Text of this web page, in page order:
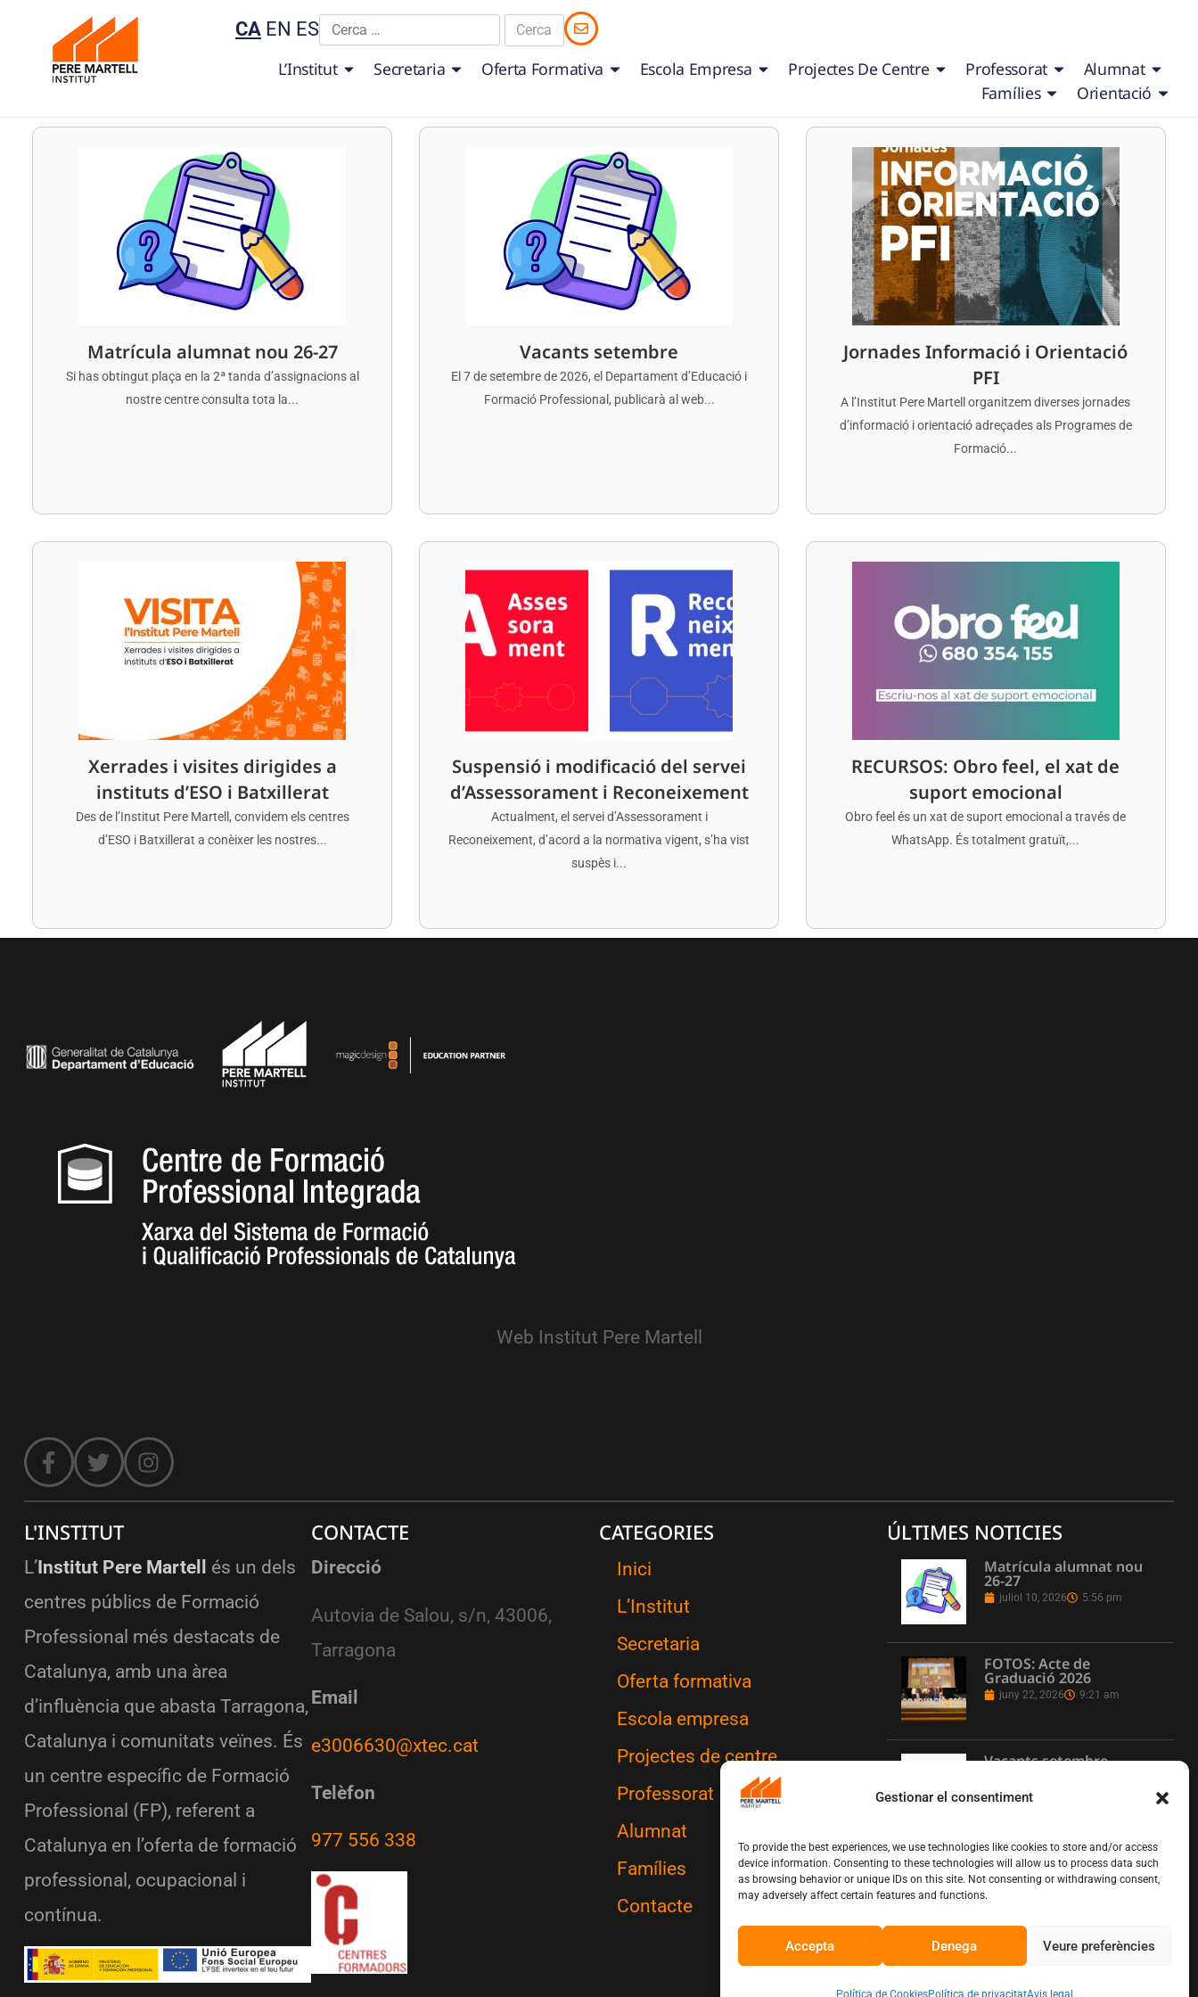
Gestionar el consentiment
To provide the best experiences, we use technologies like cookies to store and/or access
device information. Consenting to these technologies will allow us to process data such
as browsing behavior or unique IDs on this site. Not consenting or withdrawing consent,
may adversely affect certain features and functions.
Accepta Denega Veure preferències
Política de CookiesPolítica de privacitatAvis legal
CA EN ES
L’Institut Secretaria Oferta Formativa Escola Empresa Projectes De Centre Professorat
Alumnat
Famílies
Orientació
Matrícula alumnat nou 26-27
Si has obtingut plaça en la 2ª tanda d’assignacions al
nostre centre consulta tota la...
Vacants setembre
El 7 de setembre de 2026, el Departament d’Educació i
Formació Professional, publicarà al web...
Jornades Informació i Orientació
PFI
A l’Institut Pere Martell organitzem diverses jornades
d’informació i orientació adreçades als Programes de
Formació...
Xerrades i visites dirigides a
instituts d’ESO i Batxillerat
Des de l’Institut Pere Martell, convidem els centres
d’ESO i Batxillerat a conèixer les nostres...
Suspensió i modificació del servei
d’Assessorament i Reconeixement
Actualment, el servei d’Assessorament i
Reconeixement, d’acord a la normativa vigent, s’ha vist
suspès i...
RECURSOS: Obro feel, el xat de
suport emocional
Obro feel és un xat de suport emocional a través de
WhatsApp. És totalment gratuït,...
Web Institut Pere Martell
L'INSTITUT
L’Institut Pere Martell
és un dels
centres públics de Formació
Professional més destacats de
Catalunya, amb una àrea
d’influència que abasta Tarragona,
Catalunya i comunitats veïnes. És
un centre específic de Formació
Professional (FP), referent a
Catalunya en l’oferta de formació
professional, ocupacional i
contínua.
CONTACTE
Direcció
Autovia de Salou, s/n, 43006,
Tarragona
Email
e3006630@xtec.cat
Telèfon
977 556 338
CATEGORIES
Inici
L’Institut
Secretaria
Oferta formativa
Escola empresa
Projectes de centre
Professorat
Alumnat
Famílies
Contacte
ÚLTIMES NOTICIES
Matrícula alumnat nou
26-27
juliol 10, 2026 5:56 pm
FOTOS: Acte de
Graduació 2026
juny 22, 2026 9:21 am
Vacants setembre
L’Institut Pere Martell
executa un projecte de
realització multicàmera
en remot